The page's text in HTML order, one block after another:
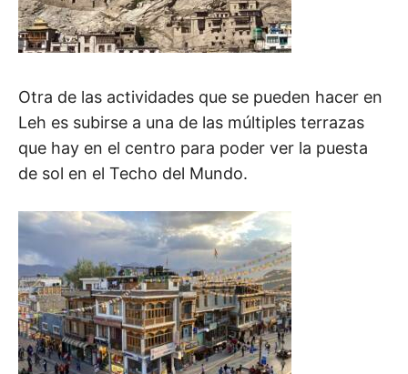
Otra de las actividades que se pueden hacer en
Leh es subirse a una de las múltiples terrazas
que hay en el centro para poder ver la puesta
de sol en el Techo del Mundo.